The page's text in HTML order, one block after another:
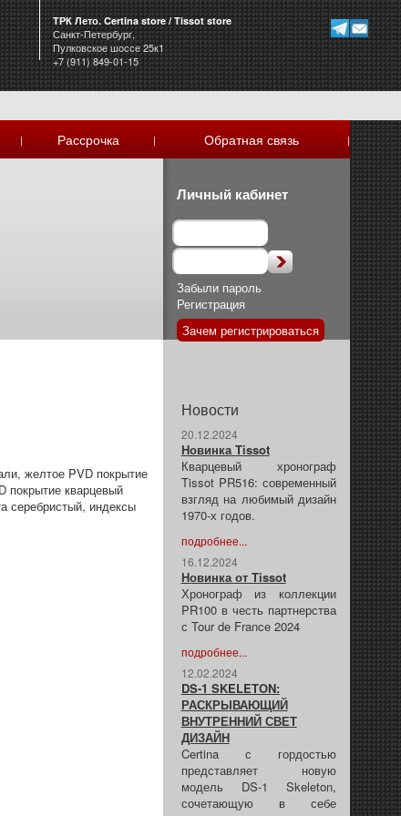
ТРК Лето. Certina store / Tissot store
Санкт-Петербург,
Пулковское шоссе 25к1
+7 (911) 849-01-15
| Рассрочка | Обратная связь |
желтое PVD покрытие
покрытие кварцевый
серебристый, индексы
Личный кабинет
Забыли пароль
Регистрация
Зачем регистрироваться
Новости
20.12.2024
Новинка Tissot
Кварцевый хронограф
Tissot PR516: современный
взгляд на любимый дизайн
1970-х годов.
подробнее...
16.12.2024
Новинка от Tissot
Хронограф из коллекции
PR100 в честь партнерства
с Tour de France 2024
подробнее...
12.02.2024
DS-1 SKELETON:
РАСКРЫВАЮЩИЙ
ВНУТРЕННИЙ СВЕТ
ДИЗАЙН
Certina с гордостью
представляет новую
модель DS-1 Skeleton,
сочетающую в себе